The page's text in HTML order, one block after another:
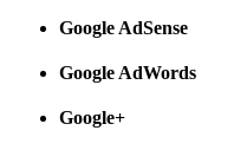
Google AdSense
Google AdWords
Google+